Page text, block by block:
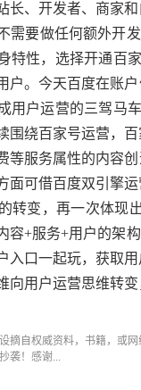
长、开发者、商家
需要做任何额外开
特性，选择开通百
户。今天百度在账
用户运营的三驾马
围绕百家号运营，
等服务属性的内容
面可借百度双引擎
转变，再一次体现
容+服务+用户的架
入口一起玩，获取
向用户运营思维转
摘自权威资料，书籍，或
袭！感谢...